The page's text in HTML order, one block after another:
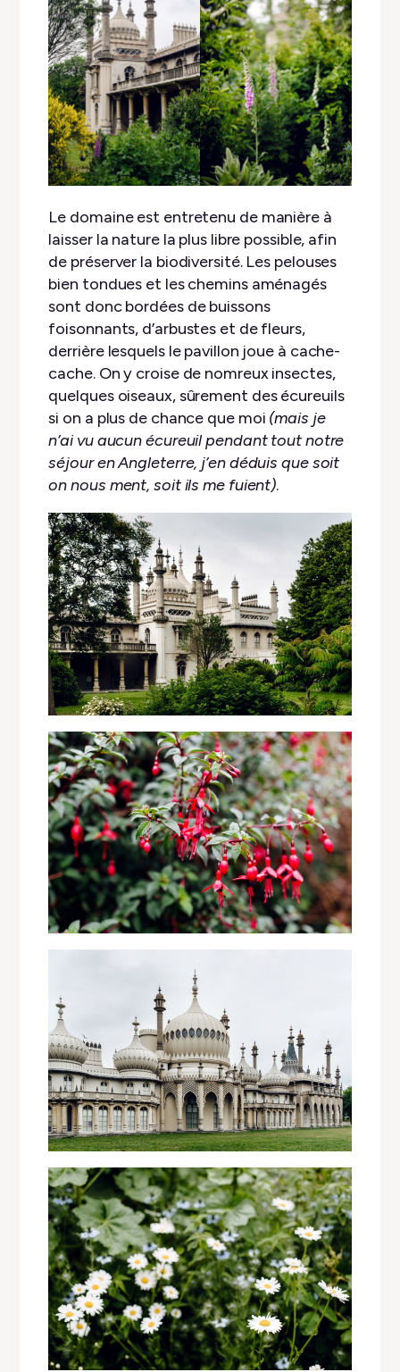
Le domaine est entretenu de manière à
laisser la nature la plus libre possible, afin
de préserver la biodiversité. Les pelouses
bien tondues et les chemins aménagés
sont donc bordées de buissons
foisonnants, d’arbustes et de fleurs,
derrière lesquels le pavillon joue à cache-
cache. On y croise de nomreux insectes,
quelques oiseaux, sûrement des écureuils
si on a plus de chance que moi (mais je
n’ai vu aucun écureuil pendant tout notre
séjour en Angleterre, j’en déduis que soit
on nous ment, soit ils me fuient).